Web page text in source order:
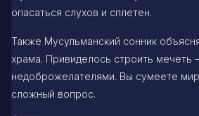
опасаться слухов и сплетен.
Также Мусульманский сонник
храма. Привиделось строить мечеть
недоброжелателями. Вы сумеете
сложный вопрос.